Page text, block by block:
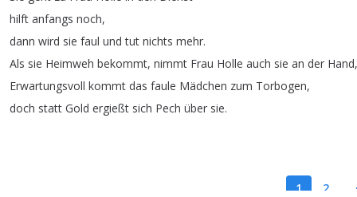
hilft anfangs noch,
dann wird sie faul und tut nichts mehr.
Als sie Heimweh bekommt, nimmt Frau Holle auch sie an der Hand,
Erwartungsvoll kommt das faule Mädchen zum Torbogen,
doch statt Gold ergießt sich Pech über sie.
1 2